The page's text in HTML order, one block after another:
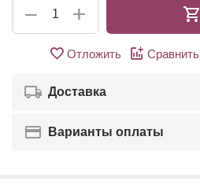
+
−
Отложить Сравнить
Доставка
Варианты оплаты